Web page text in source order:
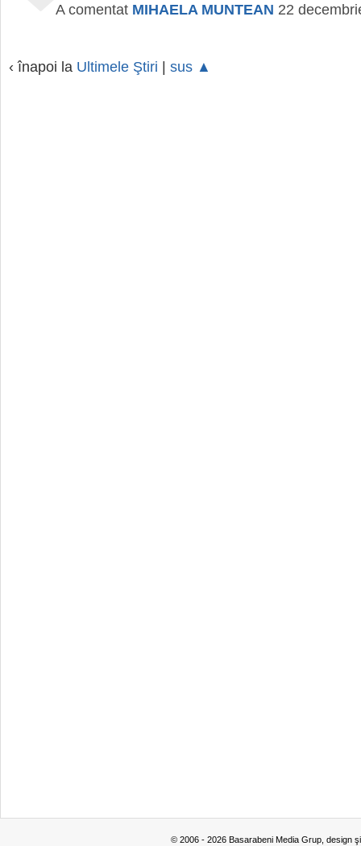
A comentat MIHAELA MUNTEAN 22
‹ înapoi la Ultimele Ştiri sus ▲
© 2006 - 2026 Basarabeni Media Grup, design